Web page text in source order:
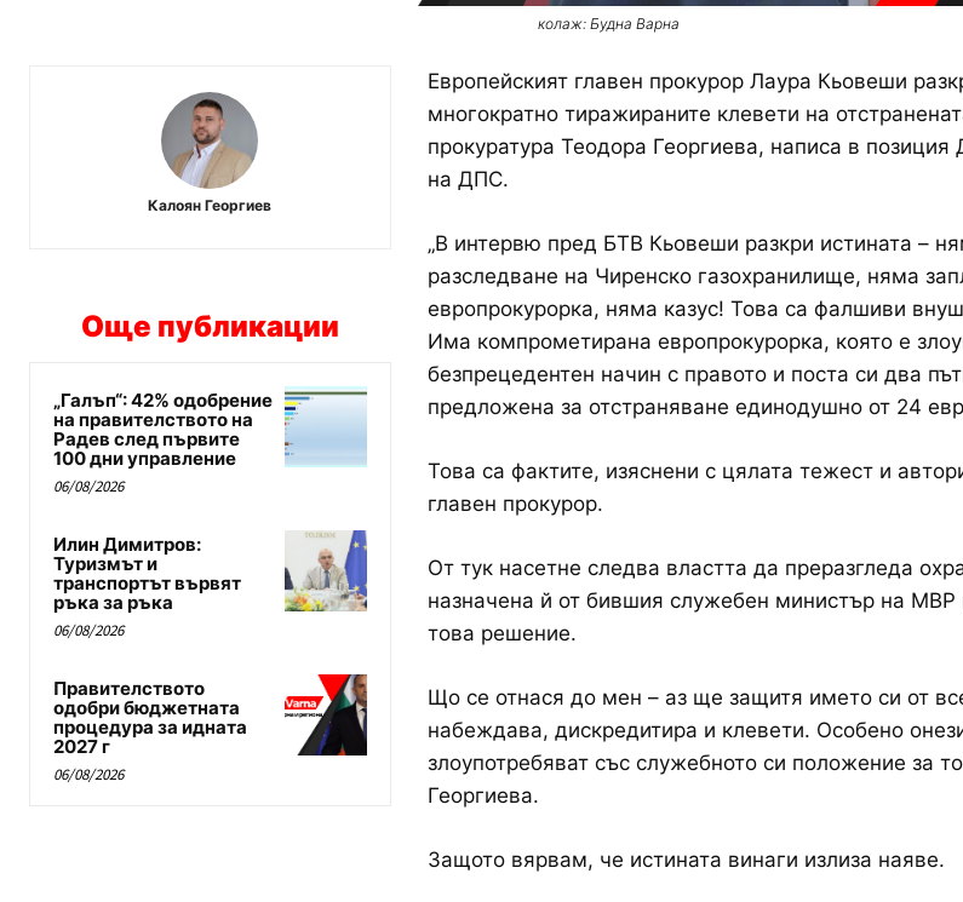
колаж: Будна Варна
Калоян Георгиев
Още публикации
„Галъп“: 42% одобрение
на правителството на
Радев след първите
100 дни управление
06/08/2026
Илин Димитров:
Туризмът и
транспортът вървят
ръка за ръка
06/08/2026
Правителството
одобри бюджетната
процедура за идната
2027 г
06/08/2026
Европейският главен прокурор Лаура Кьовеши
многократно тиражираните клевети на
прокуратура Теодора Георгиева, написа в
на ДПС.
„В интервю пред БТВ Кьовеши разкри истината –
разследване на Чиренско газохранилище, няма
европрокурорка, няма казус! Това са фалшиви
Има компрометирана европрокурорка, която е
безпрецедентен начин с правото и поста си два
предложена за отстраняване единодушно от 24
Това са фактите, изяснени с цялата тежест и
главен прокурор.
От тук насетне следва властта да преразгледа
назначена й от бившия служебен министър на МВР
това решение.
Що се отнася до мен – аз ще защитя името си от
набеждава, дискредитира и клевети. Особено
злоупотребяват със служебното си положение за
Георгиева.
Защото вярвам, че истината винаги излиза наяве.